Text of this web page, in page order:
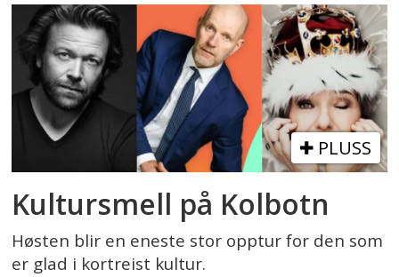
PLUSS
Kultursmell på Kolbotn
Høsten blir en eneste stor opptur for den som
er glad i kortreist kultur.